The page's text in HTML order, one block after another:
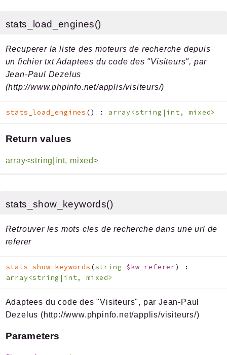
stats_load_engines()
Recuperer la liste des moteurs de recherche depuis
un fichier txt Adaptees du code des "Visiteurs", par
Jean-Paul Dezelus
(http://www.phpinfo.net/applis/visiteurs/)
stats_load_engines () : array<string|int, mixed>
Return values
array<string|int, mixed>
stats_show_keywords()
Retrouver les mots cles de recherche dans une url de
referer
stats_show_keywords (string $kw_referer)
:
array<string|int, mixed>
Adaptees du code des "Visiteurs", par Jean-Paul
Dezelus (http://www.phpinfo.net/applis/visiteurs/)
Parameters